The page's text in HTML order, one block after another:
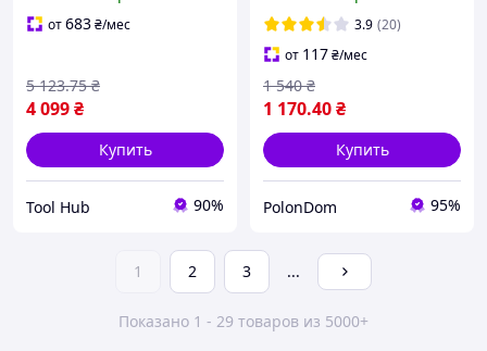
дрель-шуруповерт
от683₴/мес
4 099₴
5 123.75 ₴
Купить
Tool Hub 90%
бит 2 АКБ Девольт!
3.9 (20)
от 117₴/мес
1 170.40₴
1 540 ₴
Купить
PolonDom 95%
1 2 3 ...
Показано 1 - 29 товаров из 5000+